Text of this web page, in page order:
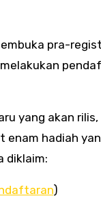
pra-
yang akan rilis,
enam hadiah
diklaim:
)